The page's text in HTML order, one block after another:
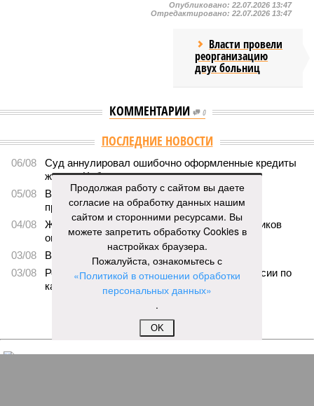
Опубликовано: 22.07.2026 13:47
Отредактировано: 22.07.2026 13:47
Власти провели
реорганизацию
двух больниц
КОММЕНТАРИИ 0
ПОСЛЕДНИЕ НОВОСТИ
06/08
Суд аннулировал ошибочно оформленные кредиты
жителя Чебоксар
05/08
В Чебоксарах снесут 46 строений рядом с
проблемной «Кувшинкой»
04/08
Житель Екатеринбурга по указанию мошенников
ограбил квартиру в Чебоксарах
03/08
В регионе сформируют запас топлива
03/08
Республика разместилась на 79 месте в России по
качеству дорог
ЕЩЕ НОВОСТИ
Продолжая работу с сайтом вы даете
согласие на обработку данных нашим
сайтом и сторонними ресурсами. Вы
можете запретить обработку Cookies в
настройках браузера.
Пожалуйста, ознакомьтесь с
«Политикой в отношении обработки
персональных данных»
.
OK